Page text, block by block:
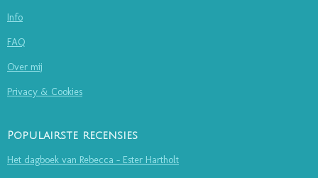
Info
FAQ
Over mij
Privacy & Cookies
Populairste recensies
Het dagboek van Rebecca - Ester Hartholt